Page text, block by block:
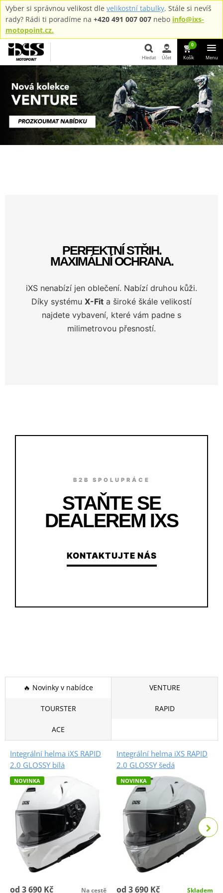
Vyber si správnou velikost dle velikostní tabulky. Stále si nevíš
rady? Rádi ti poradíme na +420 491 007 007 nebo info@ixs-
motopoint.cz.
Hledat
Hledat Účet
0
Košík Menu
PERFEKTNÍ STŘIH.
MAXIMÁLNÍ OCHRANA.
iXS nenabízí jen oblečení. Nabízí druhou kůži.
Díky systému X-Fit a široké škále velikostí
najdete vybavení, které vám padne s
milimetrovou přesností.
B2B SPOLUPRÁCE
STAŇTE SE
DEALEREM IXS
KONTAKTUJTE NÁS
🔥 Novinky v nabídce VENTURE
TOURSTER RAPID
ACE
Integrální helma iXS RAPID
2.0 GLOSSY bílá
NOVINKA
od 3 690 Kč Na cestě
Integrální helma iXS RAPID
2.0 GLOSSY šedá
NOVINKA
od 3 690 Kč Skladem